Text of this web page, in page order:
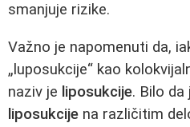
smanjuje rizike.
Važno je napomenuti da,
„luposukcije“ kao
naziv je liposukcije. Bilo da
liposukcije na različitim